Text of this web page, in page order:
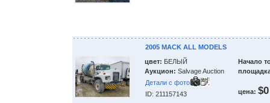
2005 MACK ALL MODELS
цвет: БЕЛЫЙ
Аукцион: Salvage Auction
Детали с фото
ID: 211157143
Начало
цена: $0